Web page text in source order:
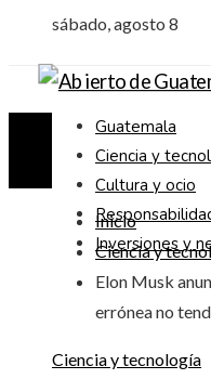
sábado, agosto 8
Guatemala
Ciencia y
Cultura y ocio
Inversiones y
Inicio
Ciencia y
Elon Musk
errónea no
Ciencia y tecnología